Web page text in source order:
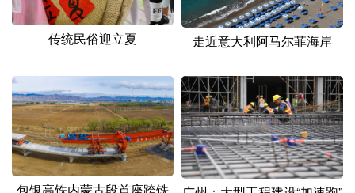
传统民俗迎立夏 走近意大利阿马尔菲海岸